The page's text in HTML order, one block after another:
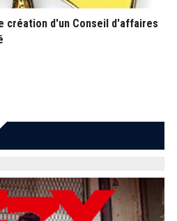
création d'un Conseil d'affaires